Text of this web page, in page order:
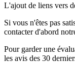
L'ajout de liens vers
Si vous n'êtes pas
contacter d'abord
Pour garder une
les avis des 30